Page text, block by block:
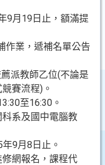
9月19日止，額滿提
作業，遞補名單公告
派教師乙位(不論是
賽流程)。
至16:30。
系及國中電腦教
9月8日止。
網報名，課程代